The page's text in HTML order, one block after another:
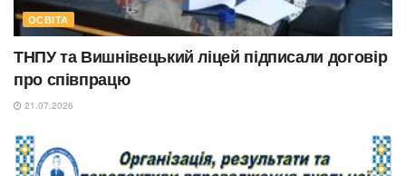
ОСВІТА
ТНПУ та Вишнівецький ліцей підписали договір
про співпрацю
21.07.2026